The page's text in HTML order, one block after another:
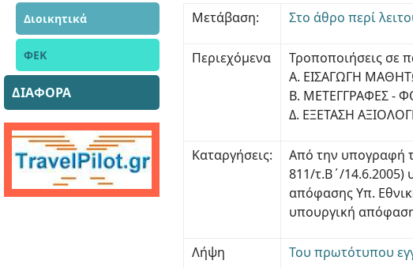
Διοικητικά
ΦΕΚ
ΔΙΑΦΟΡΑ
Μετάβαση: Στο άθρο περί
Περιεχόμενα
Τροποποιήσεις σε
Α. ΕΙΣΑΓΩΓΗ
Β. ΜΕΤΕΓΓΡΑΦΕΣ -
Δ. ΕΞΕΤΑΣΗ
Καταργήσεις:
Από την υπογραφή
811/τ.Β΄/14.6.2005)
απόφασης Υπ.
υπουργική
Λήψη Του πρωτότυπου